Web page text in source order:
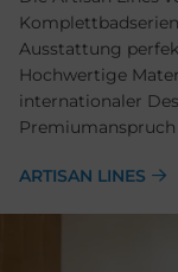
Ausstattung
Hochwertige
internationaler
ARTISAN LINES